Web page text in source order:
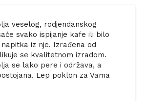
veselog, rodjendanskog
svako ispijanje kafe ili bilo
iz nje. Izrađena od
se kvalitetnom izradom.
se lako pere i održava, a
Lep poklon za Vama